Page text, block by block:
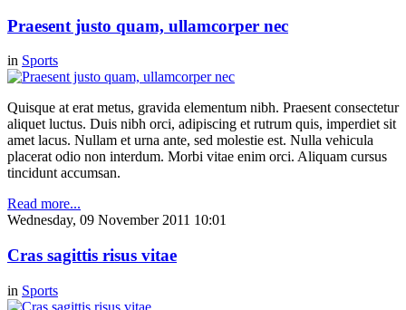
Praesent justo quam, ullamcorper nec
in Sports
Quisque at erat metus, gravida elementum nibh. Praesent consectetur
aliquet luctus. Duis nibh orci, adipiscing et rutrum quis, imperdiet sit
amet lacus. Nullam et urna ante, sed molestie est. Nulla vehicula
placerat odio non interdum. Morbi vitae enim orci. Aliquam cursus
tincidunt accumsan.
Read more...
Wednesday, 09 November 2011 10:01
Cras sagittis risus vitae
in Sports